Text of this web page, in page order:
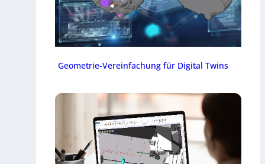
Geometrie-Vereinfachung für Digital Twins